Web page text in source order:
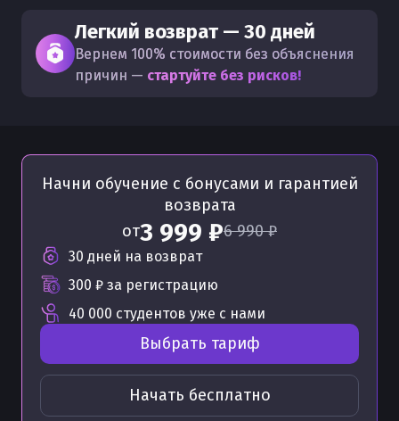
Легкий возврат — 30 дней
Вернем 100% стоимости без объяснения
причин — стартуйте без рисков!
Начни обучение с бонусами и гарантией
возврата
от3 999 ₽6 990 ₽
30 дней на возврат
300 ₽ за регистрацию
40 000 студентов уже с нами
Выбрать тариф
Начать бесплатно